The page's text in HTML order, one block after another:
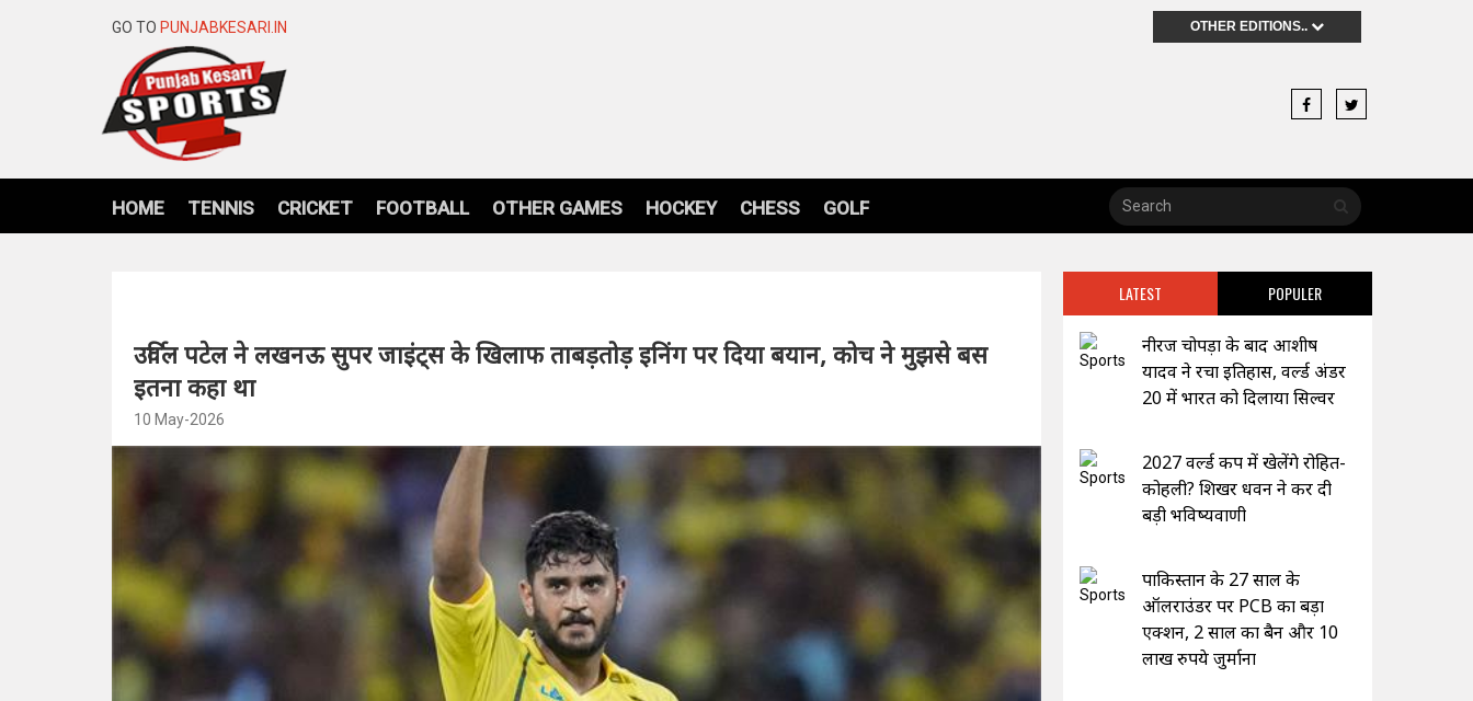
GO TO PUNJABKESARI.IN OTHER EDITIONS..
HOME TENNIS CRICKET FOOTBALL OTHER GAMES HOCKEY CHESS GOLF
उर्विल पटेल ने लखनऊ सुपर जाइंट्स के खिलाफ ताबड़तोड़ इनिंग पर दिया बयान, कोच ने मुझसे बस
इतना कहा था
10 May-2026
LATEST POPULER
नीरज चोपड़ा के बाद आशीष
यादव ने रचा इतिहास, वर्ल्ड अंडर
20 में भारत को दिलाया सिल्वर
2027 वर्ल्ड कप में खेलेंगे रोहित-
कोहली? शिखर धवन ने कर दी
बड़ी भविष्यवाणी
पाकिस्तान के 27 साल के
ऑलराउंडर पर PCB का बड़ा
एक्शन, 2 साल का बैन और 10
लाख रुपये जुर्माना